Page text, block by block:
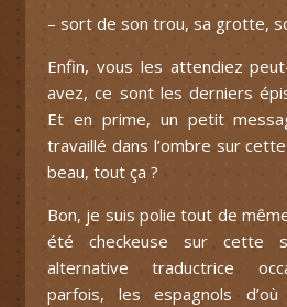
– sort de son trou, sa grotte,
Enfin, vous les attendiez
avez, ce sont les derniers
Et en prime, un petit
travaillé dans l’ombre sur
beau, tout ça ?
Bon, je suis polie tout de
été checkeuse sur cette
alternative traductrice
parfois, les espagnols